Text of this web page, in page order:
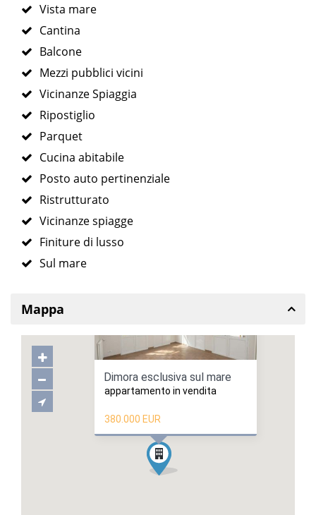
Vista mare
Cantina
Balcone
Mezzi pubblici vicini
Vicinanze Spiaggia
Ripostiglio
Parquet
Cucina abitabile
Posto auto pertinenziale
Ristrutturato
Vicinanze spiagge
Finiture di lusso
Sul mare
Mappa
Dimora esclusiva sul mare
appartamento in vendita
380.000 EUR